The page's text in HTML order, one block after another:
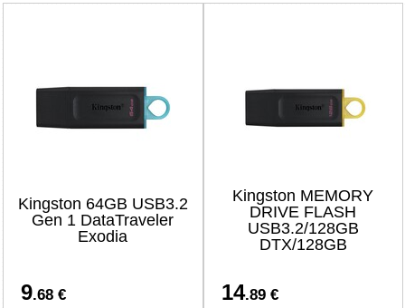
Kingston 64GB USB3.2
Gen 1 DataTraveler
Exodia
9.68 €
Kingston MEMORY
DRIVE FLASH
USB3.2/128GB
DTX/128GB
14.89 €